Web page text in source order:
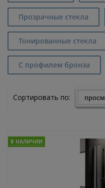
Прозрачные стекла
Тонированные стекла
С профилем бронза
Сортировать по:
В НАЛИЧИИ